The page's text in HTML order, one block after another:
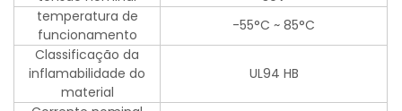
temperatura de
funcionamento
-55°C ~ 85°C
Classificação da
inflamabilidade do
material
UL94 HB